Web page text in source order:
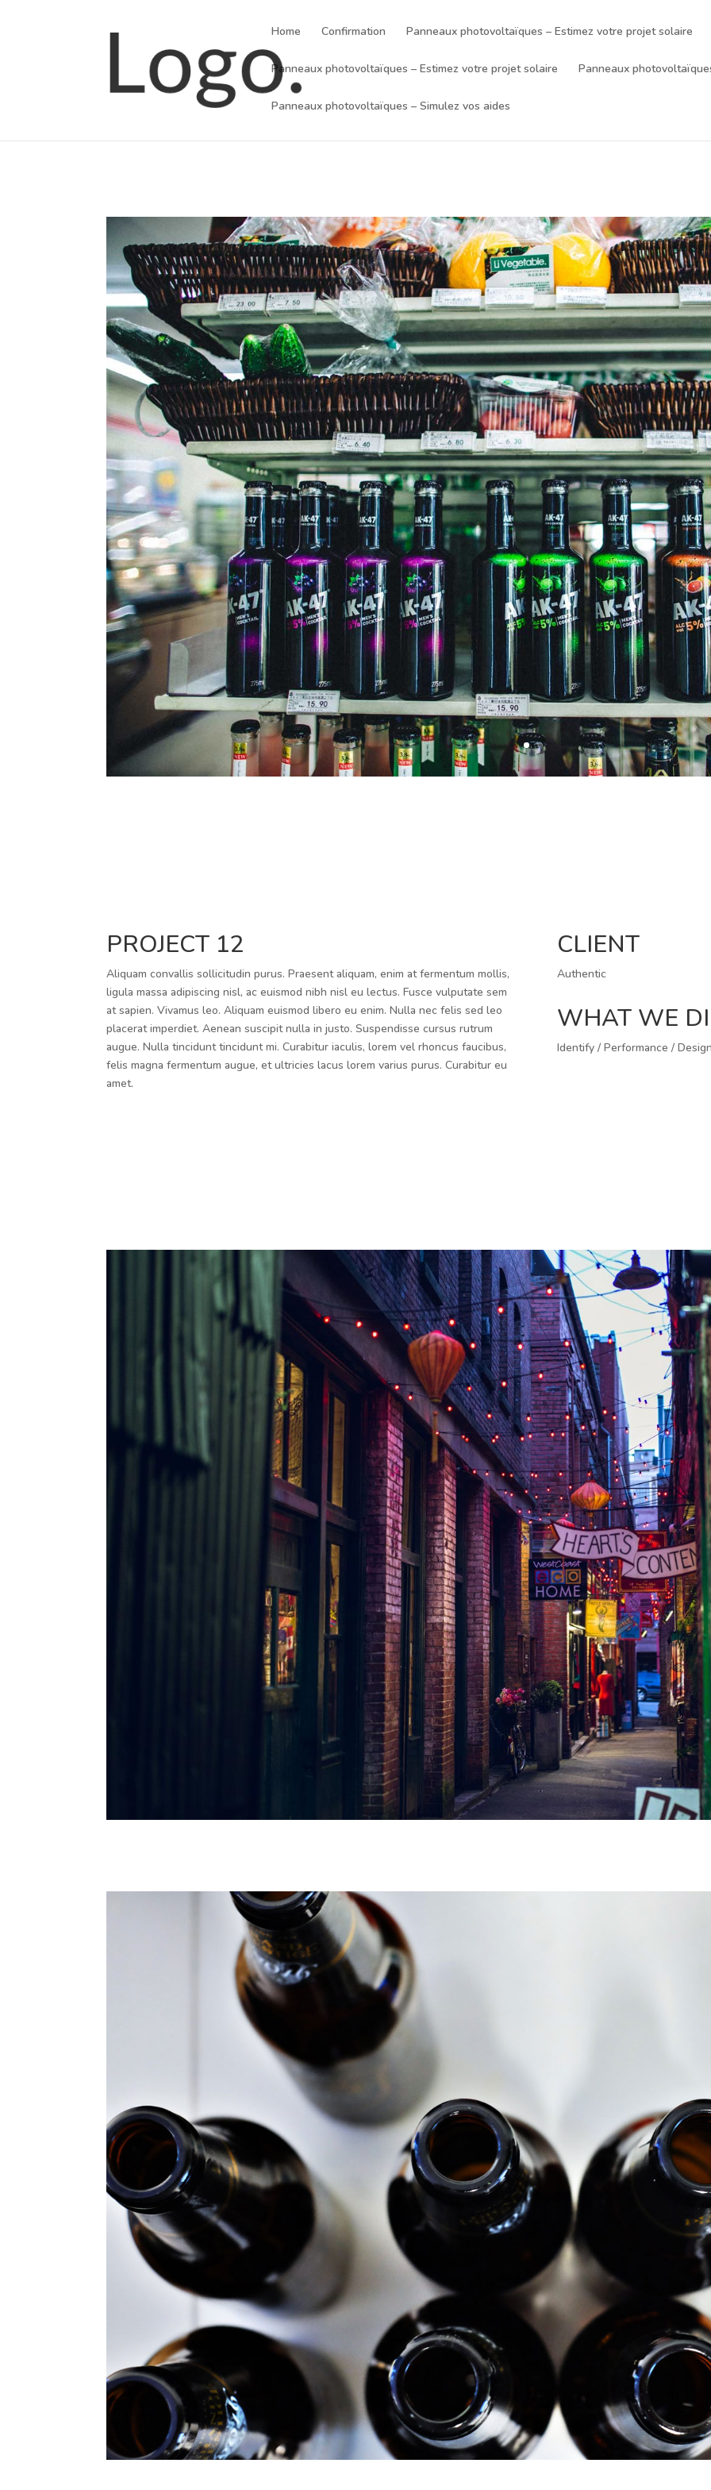
Home Confirmation Panneaux photovoltaïques – Estimez votre projet solaire
Panneaux photovoltaïques – Estimez votre projet solaire Panneaux
Panneaux photovoltaïques – Simulez vos aides
PROJECT 12
Aliquam convallis sollicitudin purus. Praesent aliquam, enim at fermentum mollis,
ligula massa adipiscing nisl, ac euismod nibh nisl eu lectus. Fusce vulputate sem
at sapien. Vivamus leo. Aliquam euismod libero eu enim. Nulla nec felis sed leo
placerat imperdiet. Aenean suscipit nulla in justo. Suspendisse cursus rutrum
augue. Nulla tincidunt tincidunt mi. Curabitur iaculis, lorem vel rhoncus faucibus,
CLIENT
Authentic
WHAT WE